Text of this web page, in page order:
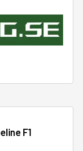
F1